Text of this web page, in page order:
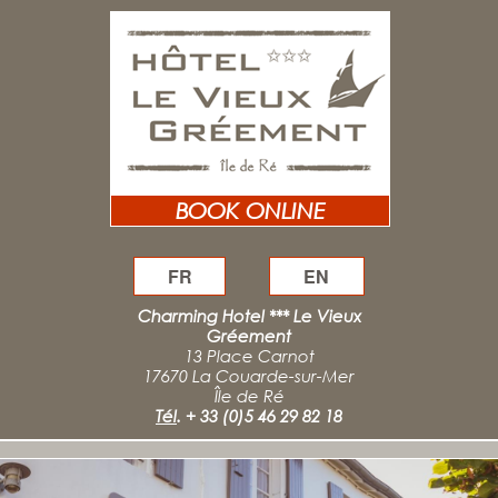
BOOK ONLINE
FR EN
Charming Hotel *** Le Vieux
Gréement
13 Place Carnot
17670 La Couarde-sur-Mer
Île de Ré
Tél. + 33 (0)5 46 29 82 18